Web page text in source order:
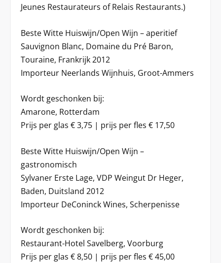
Jeunes Restaurateurs of Relais Restaurants.)
Beste Witte Huiswijn/Open Wijn – aperitief
Sauvignon Blanc, Domaine du Pré Baron,
Touraine, Frankrijk 2012
Importeur Neerlands Wijnhuis, Groot-Ammers
Wordt geschonken bij:
Amarone, Rotterdam
Prijs per glas € 3,75 | prijs per fles € 17,50
Beste Witte Huiswijn/Open Wijn –
gastronomisch
Sylvaner Erste Lage, VDP Weingut Dr Heger,
Baden, Duitsland 2012
Importeur DeConinck Wines, Scherpenisse
Wordt geschonken bij:
Restaurant-Hotel Savelberg, Voorburg
Prijs per glas € 8,50 | prijs per fles € 45,00